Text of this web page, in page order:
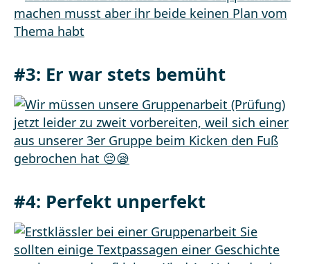
#3: Er war stets bemüht
#4: Perfekt unperfekt